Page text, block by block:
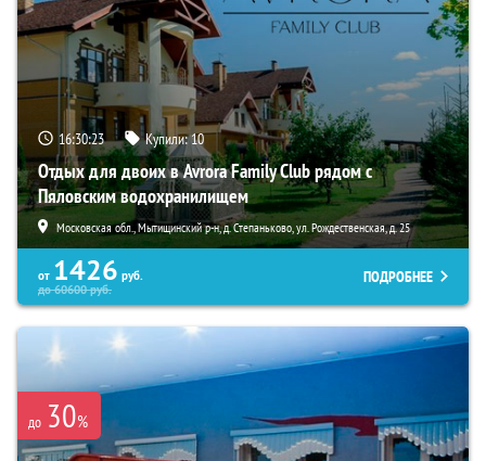
16:30:22 Купили:10
Отдых для двоих в Avrora Family Club рядом с
Пяловским водохранилищем
Московская обл., Мытищинский р-н, д. Степаньково, ул. Рождественская, д. 25
от 1426 руб.
до60600руб.
ПОДРОБНЕЕ
до 30%